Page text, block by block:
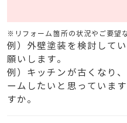
※リフォーム箇所の状況やご要望
例）外壁塗装を検討して
願いします。
例）キッチンが古くなり
ームしたいと思っていま
すか。